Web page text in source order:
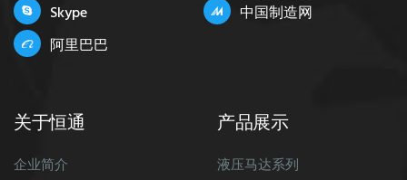
Skype
中国制造网
阿里巴巴
关于恒通
企业简介
产品展示
液压马达系列